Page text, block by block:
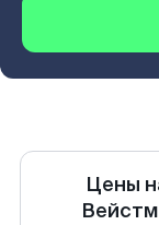
Цены